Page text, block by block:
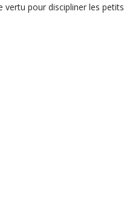
vertu pour discipliner les